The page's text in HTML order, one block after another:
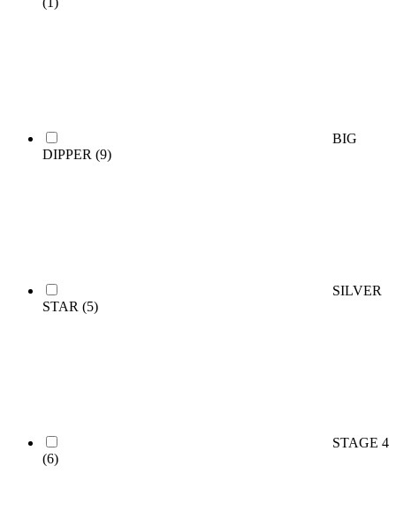
BIG
DIPPER (9)
SILVER
STAR (5)
STAGE 4
(6)